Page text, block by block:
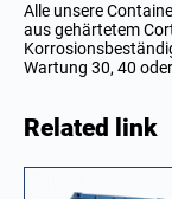
Alle unsere
aus gehärtetem
Wartung 30, 40
Related link